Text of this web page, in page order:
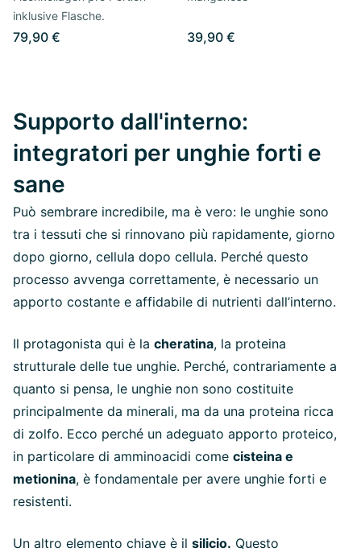
inklusive Flasche.
79,90 € 39,90 €
Supporto dall'interno:
integratori per unghie forti e
sane
Può sembrare incredibile, ma è vero: le unghie sono
tra i tessuti che si rinnovano più rapidamente, giorno
dopo giorno, cellula dopo cellula. Perché questo
processo avvenga correttamente, è necessario un
apporto costante e affidabile di nutrienti dall’interno.
Il protagonista qui è la cheratina, la proteina
strutturale delle tue unghie. Perché, contrariamente a
quanto si pensa, le unghie non sono costituite
principalmente da minerali, ma da una proteina ricca
di zolfo. Ecco perché un adeguato apporto proteico,
in particolare di amminoacidi come cisteina e
metionina, è fondamentale per avere unghie forti e
resistenti.
Un altro elemento chiave è il silicio. Questo